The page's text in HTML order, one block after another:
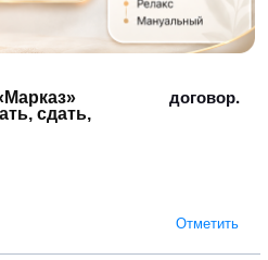
договор.
сдать,
Отметить